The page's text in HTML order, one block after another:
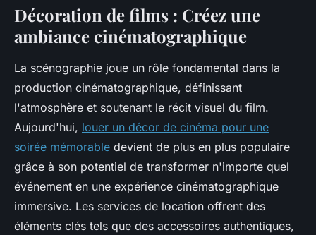
Décoration de films : Créez une
ambiance cinématographique
La scénographie joue un rôle fondamental dans la
production cinématographique, définissant
l'atmosphère et soutenant le récit visuel du film.
Aujourd'hui, louer un décor de cinéma pour une
soirée mémorable devient de plus en plus populaire
grâce à son potentiel de transformer n'importe quel
événement en une expérience cinématographique
immersive. Les services de location offrent des
éléments clés tels que des accessoires authentiques,